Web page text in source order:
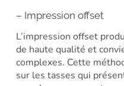
– Impression offset
L’impression offset
de haute qualité et
complexes. Cette
sur les tasses qui